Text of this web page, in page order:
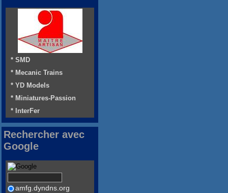
* SMD
* Mecanic Trains
* YD Models
* Miniatures-Passion
* InterFer
Rechercher avec
Google
amfg.dyndns.org